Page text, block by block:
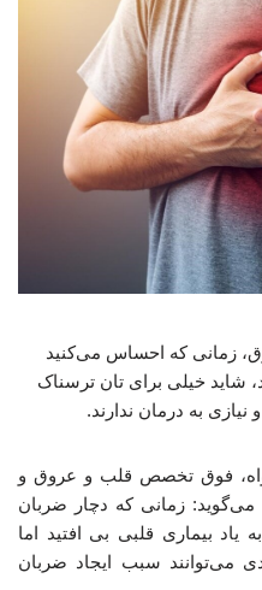
زمانی‌ که احساس می‌کنید
شاید خیلی برای تان ترسناک
به درمان ندارند.
فوق تخصص قلب و عروق و
زمانی که دچار ضربان
بیماری قلبی بی افتید اما
می‌توانند سبب ایجاد ضربان